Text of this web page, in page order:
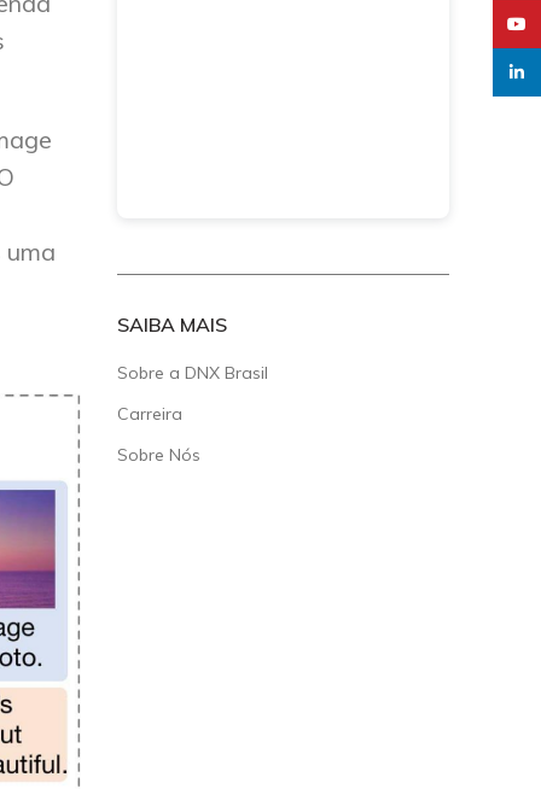
uma
SAIBA MAIS
Sobre a DNX Brasil
Carreira
Sobre Nós